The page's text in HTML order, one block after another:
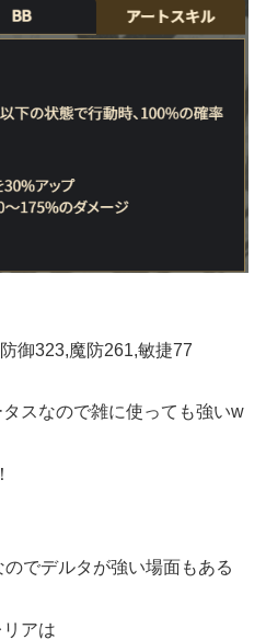
御323,魔防261,敏捷77
スなので雑に使っても強いw
でデルタが強い場面もある
アは